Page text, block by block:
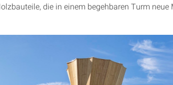
die in einem begehbaren Turm